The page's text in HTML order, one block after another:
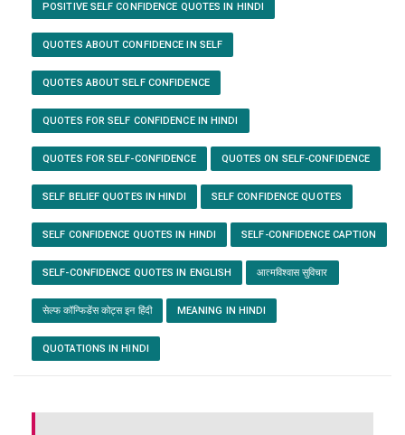
POSITIVE SELF CONFIDENCE QUOTES IN HINDI
QUOTES ABOUT CONFIDENCE IN SELF
QUOTES ABOUT SELF CONFIDENCE
QUOTES FOR SELF CONFIDENCE IN HINDI
QUOTES FOR SELF-CONFIDENCE QUOTES ON SELF-CONFIDENCE
SELF BELIEF QUOTES IN HINDI SELF CONFIDENCE QUOTES
SELF CONFIDENCE QUOTES IN HINDI SELF-CONFIDENCE CAPTION
SELF-CONFIDENCE QUOTES IN ENGLISH आत्मविश्वास सुविचार
सेल्फ कॉन्फिडेंस कोट्स इन हिंदी MEANING IN HINDI
QUOTATIONS IN HINDI